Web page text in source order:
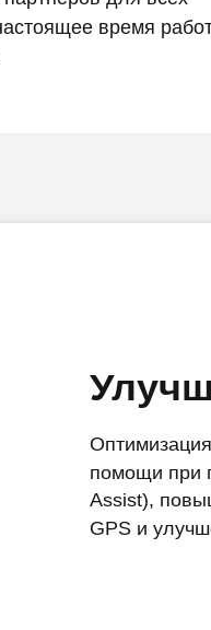
время
помощи при
Assist),
GPS и